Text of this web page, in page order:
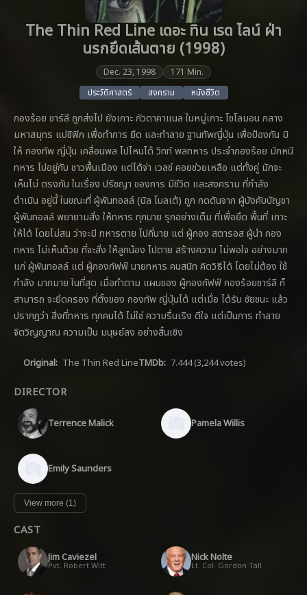
The Thin Red Line เดอะ ทิน เรด ไลน์ ฝ่า
นรกยึดเส้นตาย (1998)
Dec. 23, 1998
171 Min.
ประวัติศาสตร์
สงคราม หนังชีวิต
กองร้อย ชาร์ลี ถูกส่งไป ยังเกาะ กัวดาคาแนล ในหมู่เกาะ โซโลมอน กลาง
มหาสมุทร แปซิฟิก เพื่อทำการ ยึด และทำลาย ฐานทัพญี่ปุ่น เพื่อป้องกัน มิ
ให้ กองทัพ ญี่ปุ่น เคลื่อนพล ไปไหนได้ วิทท์ พลทหาร ประจำกองร้อย มักหนี
ทหาร ไปอยู่กับ ชาวพื้นเมือง แต่ได้จ่า เวลช์ คอยช่วยเหลือ แต่ทั้งคู่ มักจะ
เห็นไม่ ตรงกัน ในเรื่อง ปรัชญา ของการ มีชีวิต และสงคราม ที่กำลัง
ดำเนิน อยู่นี้ ในขณะที่ ผู้พันทอลล์ (นิล โนลเต้) ถูก กดดันจาก ผู้บังคับบัญชา
ผู้พันทอลล์ พยายามสั่ง ให้ทหาร ทุกนาย รุกอย่างเต็ม ที่เพื่อยึด พื้นที่ เกาะ
ให้ได้ โดยไม่สน ว่าจะมี ทหารตาย ไปกี่นาย แต่ ผู้กอง สตารอส ผู้นำ กอง
ทหาร ไม่เห็นด้วย ที่จะสั่ง ให้ลูกน้อง ไปตาย สร้างความ ไม่พอใจ อย่างมาก
แก่ ผู้พันทอลล์ แต่ ผู้กองกัฟฟ์ นายทหาร คนสนิท คิดวิธีได้ โดยไม่ต้อง ใช้
กำลัง มากมาย ในที่สุด เมื่อทำตาม แผนของ ผู้กองกัฟฟ์ กองร้อยชาร์ลี ก็
สามารถ จะยึดครอง ที่ตั้งของ กองทัพ ญี่ปุ่นได้ แต่เมื่อ ได้รับ ชัยชนะ แล้ว
ปรากฏว่า สิ่งที่ทหาร ทุกคนได้ ไม่ใช่ ความรื่นเริง ดีใจ แต่เป็นการ ทำลาย
จิตวิญญาณ ความเป็น มนุษย์ลง อย่างสิ้นเชิง
Original: The Thin Red LineTMDb: 7.444(3,244 votes)
DIRECTOR
Terrence Malick Pamela Willis
Emily Saunders
View more (1)
CAST
Jim Caviezel
Pvt. Robert Witt
Nick Nolte
Lt. Col. Gordon Tall